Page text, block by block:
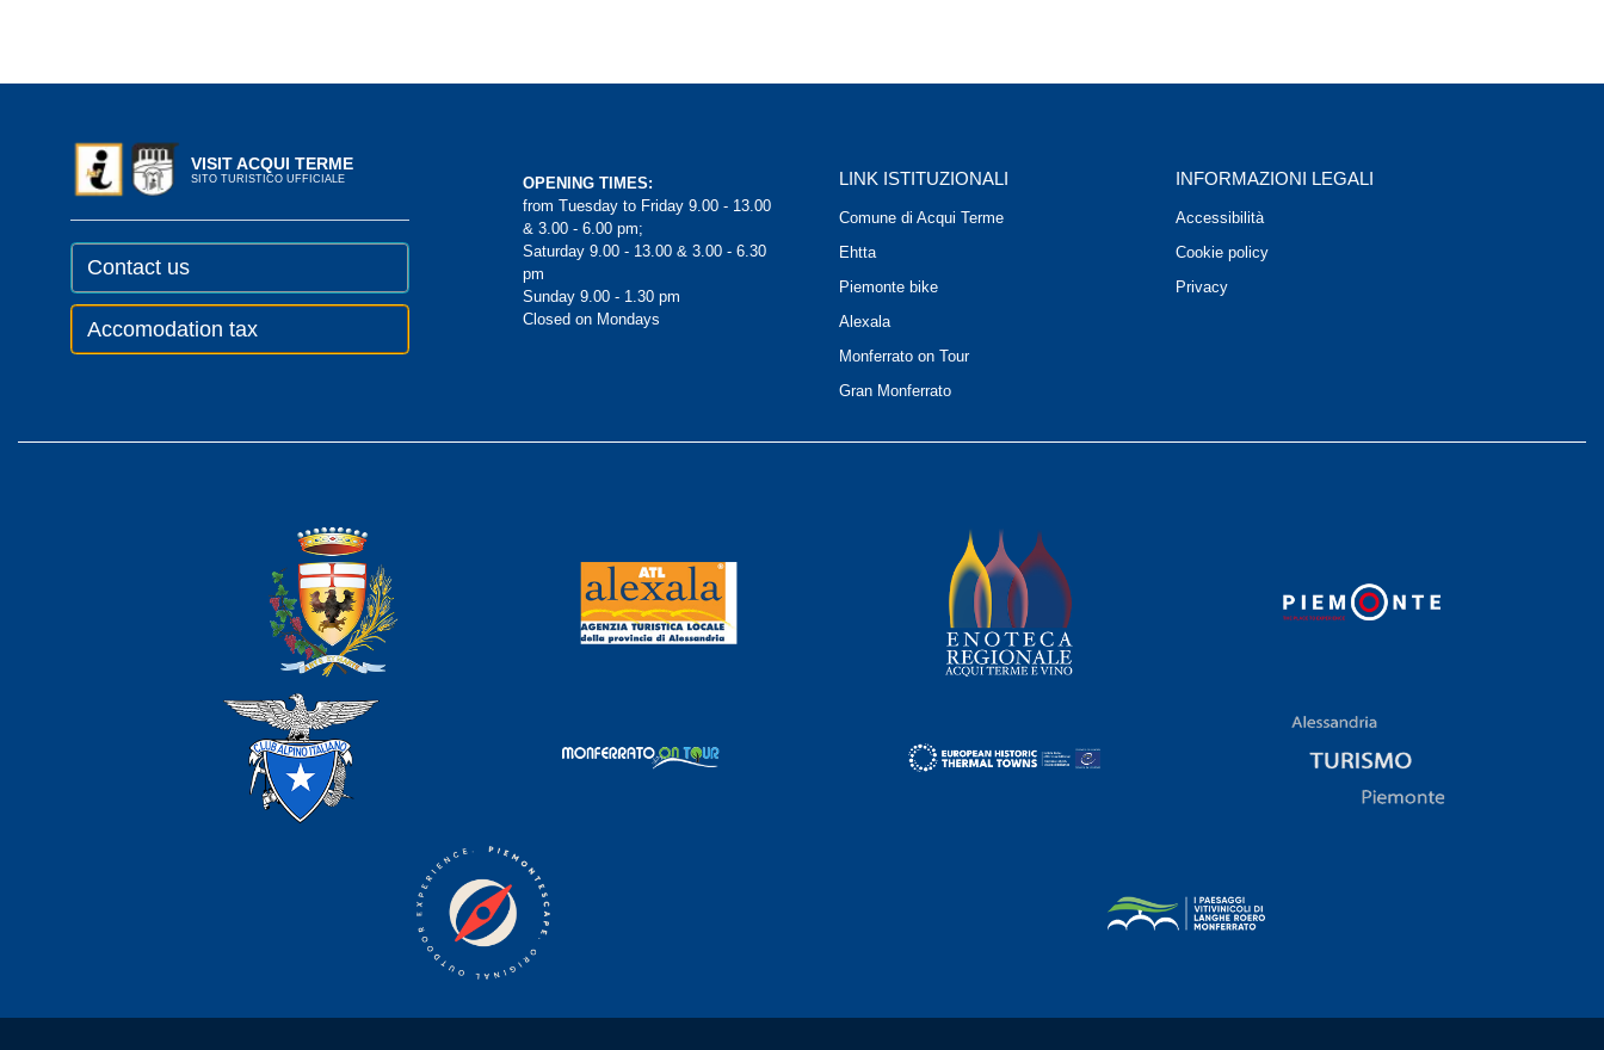
VISIT ACQUI TERME
SITO TURISTICO UFFICIALE
Contact us
Accomodation tax
OPENING TIMES:
from Tuesday to Friday 9.00 - 13.00
& 3.00 - 6.00 pm;
Saturday 9.00 - 13.00 & 3.00 - 6.30
pm
Sunday 9.00 - 1.30 pm
Closed on Mondays
LINK ISTITUZIONALI
Comune di Acqui Terme
Ehtta
Piemonte bike
Alexala
Monferrato on Tour
Gran Monferrato
INFORMAZIONI LEGALI
Accessibilità
Cookie policy
Privacy